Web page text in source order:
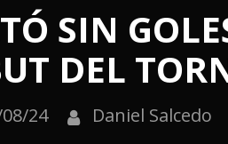
SIN
DEL
24 Daniel Salcedo